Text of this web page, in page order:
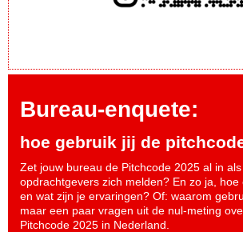
Bureau-enquete:
hoe gebruik jij de
Zet jouw bureau de Pitchcode 2025 al in
opdrachtgevers zich melden? En zo ja,
en wat zijn je ervaringen? Of: waarom
maar een paar vragen uit de nul-meting
Pitchcode 2025 in Nederland.